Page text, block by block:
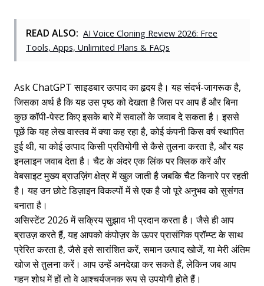
READ ALSO: AI Voice Cloning Review 2026: Free
Tools, Apps, Unlimited Plans & FAQs
Ask ChatGPT साइडबार उत्पाद का हृदय है। यह संदर्भ-जागरूक है,
जिसका अर्थ है कि यह उस पृष्ठ को देखता है जिस पर आप हैं और बिना
कुछ कॉपी-पेस्ट किए इसके बारे में सवालों के जवाब दे सकता है। इससे
पूछें कि यह लेख वास्तव में क्या कह रहा है, कोई कंपनी किस वर्ष स्थापित
हुई थी, या कोई उत्पाद किसी प्रतियोगी से कैसे तुलना करता है, और यह
इनलाइन जवाब देता है। चैट के अंदर एक लिंक पर क्लिक करें और
वेबसाइट मुख्य ब्राउज़िंग क्षेत्र में खुल जाती है जबकि चैट किनारे पर रहती
है। यह उन छोटे डिज़ाइन विकल्पों में से एक है जो पूरे अनुभव को सुसंगत
बनाता है।
असिस्टेंट 2026 में सक्रिय सुझाव भी प्रदान करता है। जैसे ही आप
ब्राउज़ करते हैं, यह आपको कंपोज़र के ऊपर प्रासंगिक प्रॉम्प्ट के साथ
प्रेरित करता है, जैसे इसे सारांशित करें, समान उत्पाद खोजें, या मेरी अंतिम
खोज से तुलना करें। आप उन्हें अनदेखा कर सकते हैं, लेकिन जब आप
गहन शोध में हों तो वे आश्चर्यजनक रूप से उपयोगी होते हैं।